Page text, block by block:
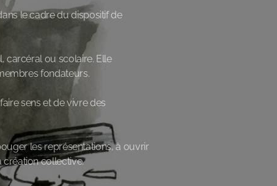
le cadre du dispositif de
carcéral ou scolaire. Elle
fondateurs.
sens et de vivre des
les représentations, à ouvrir
collective.